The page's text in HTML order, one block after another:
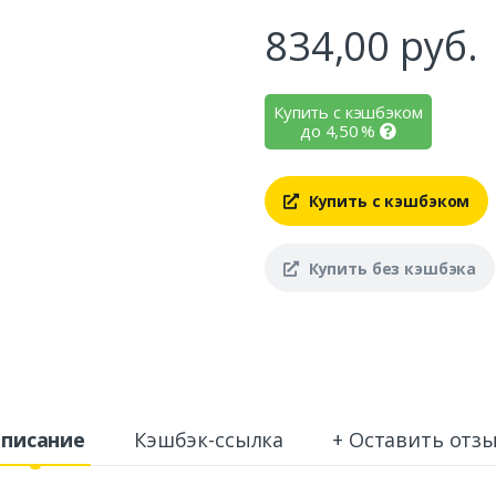
834,00 руб.
Купить с кэшбэком
до 4,50%
Купить с кэшбэком
Купить без кэшбэка
Кэшбэк-ссылка + Оставить